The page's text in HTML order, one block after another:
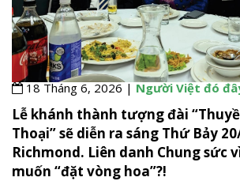
18 Tháng 6, 2026 |Người Việt đó
Lễ khánh thành tượng đài
Thoại” sẽ diễn ra sáng Thứ Bảy
Richmond. Liên danh Chung sức
muốn “đặt vòng hoa”?!